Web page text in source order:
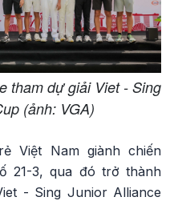
tham dự giải Viet - Sing
(ảnh: VGA)
Việt Nam giành chiến
21-3, qua đó trở thành
- Sing Junior Alliance